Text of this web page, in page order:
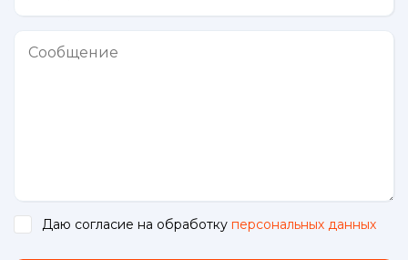
Даю согласие на обработку персональных данных